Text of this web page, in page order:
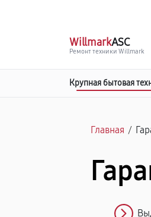
WillmarkASC
Ремонт техники Willmark
Крупная бытовая
Главная /